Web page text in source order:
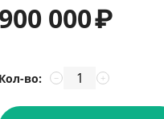
900 000₽
Кол-во: +
−